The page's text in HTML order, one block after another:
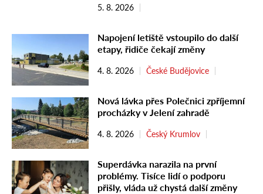
5. 8. 2026
Napojení letiště vstoupilo do další
etapy, řidiče čekají změny
4. 8. 2026 České Budějovice
Nová lávka přes Polečnici zpříjemní
procházky v Jelení zahradě
4. 8. 2026 Český Krumlov
Superdávka narazila na první
problémy. Tisíce lidí o podporu
přišly, vláda už chystá další změny